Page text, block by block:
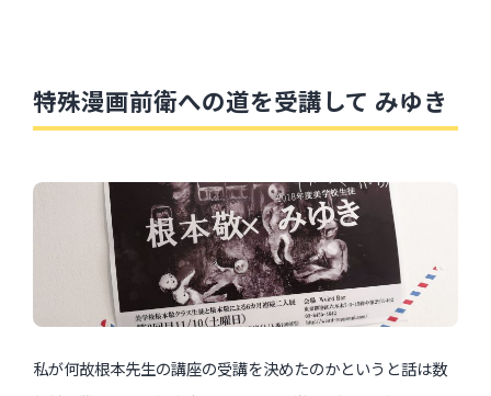
特殊漫画前衛への道を受講して みゆき
私が何故根本先生の講座の受講を決めたのかというと話は数